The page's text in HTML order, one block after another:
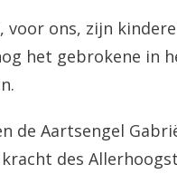
voor ons, zijn
het gebrokene in
de Aartsengel
des